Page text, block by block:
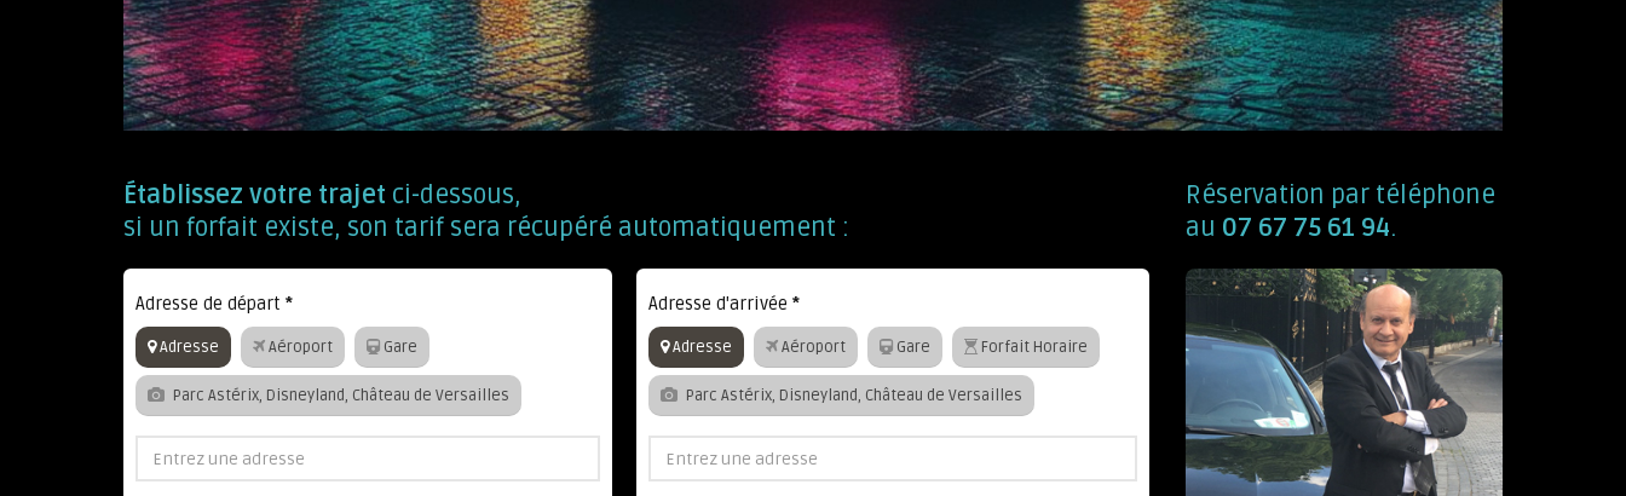
Établissez votre trajet ci-dessous,
si un forfait existe, son tarif sera récupéré automatiquement :
Adresse de départ *
Adresse Aéroport Gare
Parc Astérix, Disneyland, Château de Versailles
Adresse d'arrivée *
Adresse Aéroport Gare Forfait Horaire
Parc Astérix, Disneyland, Château de Versailles
Réservation par téléphone
au 07 67 75 61 94.